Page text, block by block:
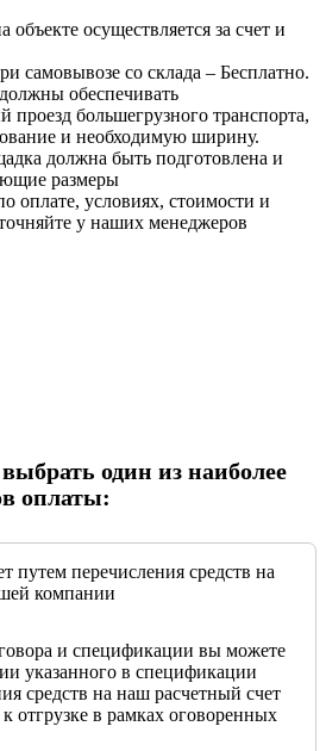
объекте осуществляется за счет и
самовывозе со склада – Бесплатно.
обеспечивать
проезд большегрузного транспорта,
и необходимую ширину.
должна быть подготовлена и
размеры
оплате, условиях, стоимости и
у наших менеджеров
один из наиболее
оплаты:
путем перечисления средств на
компании
и спецификации вы можете
указанного в спецификации
средств на наш расчетный счет
отгрузке в рамках оговоренных